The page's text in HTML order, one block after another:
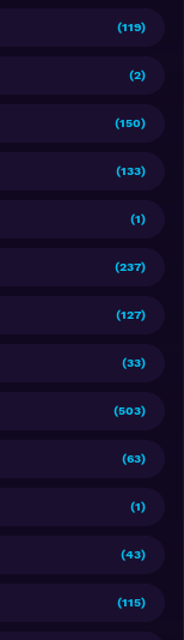
(119)
(2)
(150)
(133)
(1)
(237)
(127)
(33)
(503)
(63)
(1)
(43)
(115)